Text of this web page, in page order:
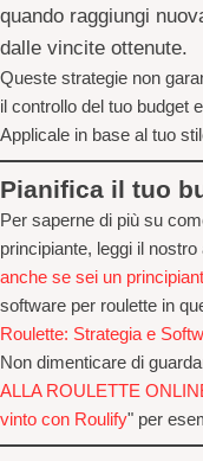
quando raggiungi
dalle vincite ottenute.
Queste strategie non
il controllo del tuo budget
Applicale in base al tuo
Pianifica il tuo
Per saperne di più su
principiante, leggi il
anche se sei un
software per roulette in
Roulette: Strategia e
Non dimenticare di
ALLA ROULETTE
vinto con Roulify" per